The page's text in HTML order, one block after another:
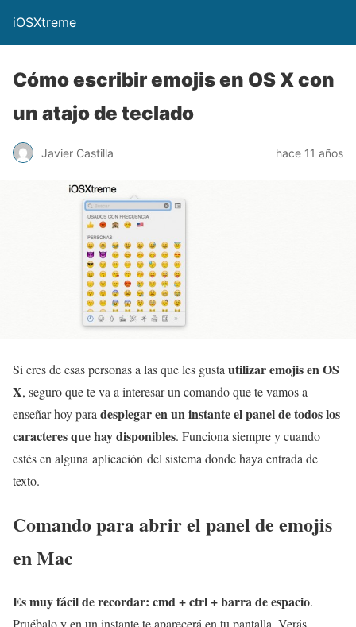
iOSXtreme
Cómo escribir emojis en OS X con
un atajo de teclado
Javier Castilla hace 11 años
Si eres de esas personas a las que les gusta utilizar emojis en OS
X, seguro que te va a interesar un comando que te vamos a
enseñar hoy para desplegar en un instante el panel de todos los
caracteres que hay disponibles. Funciona siempre y cuando
estés en alguna aplicación del sistema donde haya entrada de
texto.
Comando para abrir el panel de emojis
en Mac
Es muy fácil de recordar: cmd + ctrl + barra de espacio.
Pruébalo y en un instante te aparecerá en tu pantalla. Verás